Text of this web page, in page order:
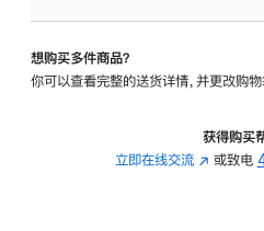
转
的
想购买多件商品？
你可以查看完整的送货详情，并更改购物
获得购买
立即在线交流 (在 或致电